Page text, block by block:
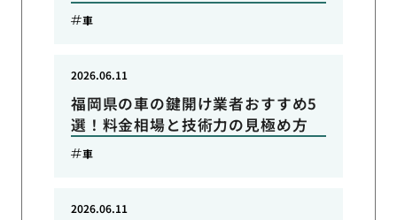
車
福岡県の車の鍵開け業者おすすめ5
選！料金相場と技術力の見極め方
2026.06.11
車
2026.06.11